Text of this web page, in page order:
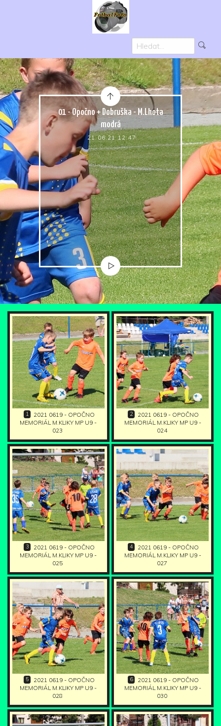
01 - Opočno + Dobruška - M.Lhota
modrá
21.06.21 12:47
1
2021 0619 - OPOČNO
MEMORIÁL M.KLIKY MP U9 -
023
2
2021 0619 - OPOČNO
MEMORIÁL M.KLIKY MP U9 -
024
3
2021 0619 - OPOČNO
MEMORIÁL M.KLIKY MP U9 -
025
4
2021 0619 - OPOČNO
MEMORIÁL M.KLIKY MP U9 -
027
5
2021 0619 - OPOČNO
MEMORIÁL M.KLIKY MP U9 -
028
6
2021 0619 - OPOČNO
MEMORIÁL M.KLIKY MP U9 -
030